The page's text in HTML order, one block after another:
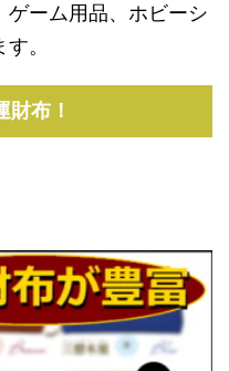
ゲーム用品、ホビーシ
。
財布！